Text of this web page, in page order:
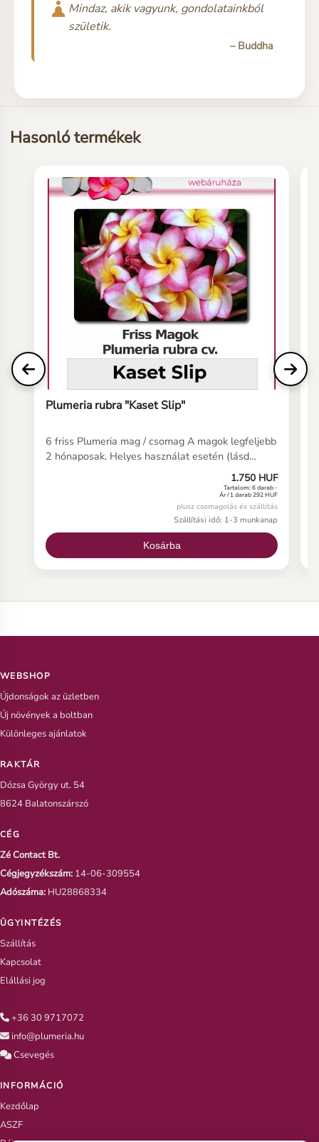
Mindaz, akik vagyunk, gondolatainkból
születik.
– Buddha
Hasonló termékek
Plumeria rubra "Kaset Slip"
6 friss Plumeria mag / csomag A magok legfeljebb
2 hónaposak. Helyes használat esetén (lásd
kezelési útmutatónkat) a magoknak 5-10 napon
belül csírázniuk kell. Ha még soha nem vetett
plumeria magot, íme néhány fontos információ a
1.750 HUF
Tartalom: 6 darab -
Ár / 1 darab 292 HUF
plusz csomagolás és szállítás
Szállítási idő: 1-3 munkanap
Kosárba
WEBSHOP
Újdonságok az üzletben
Új növények a boltban
Különleges ajánlatok
RAKTÁR
Dózsa György ut. 54
8624 Balatonszárszó
CÉG
Zé Contact Bt.
Cégjegyzékszám: 14-06-309554
Adószáma: HU28868334
ÜGYINTÉZÉS
Szállítás
Kapcsolat
Elállási jog
+36 30 9717072
info@plumeria.hu
Csevegés
INFORMÁCIÓ
Kezdőlap
ASZF